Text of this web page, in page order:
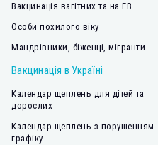
Вакцинація вагітних та на ГВ
Особи похилого віку
Мандрівники, біженці, мігранти
Вакцинація в Україні
Календар щеплень для дітей та
дорослих
Календар щеплень з порушенням
графіку